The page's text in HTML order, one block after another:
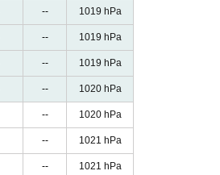
-- 1019 hPa
-- 1019 hPa
-- 1019 hPa
-- 1020 hPa
-- 1020 hPa
-- 1021 hPa
-- 1021 hPa